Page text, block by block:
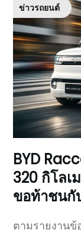
ข่าวรถยนต์
BYD
320 กิโลเ
ขอท้าชนกั
ตามรายงานข้